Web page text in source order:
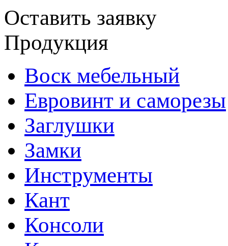
Оставить заявку
Продукция
Воск мебельный
Евровинт и саморезы
Заглушки
Замки
Инструменты
Кант
Консоли